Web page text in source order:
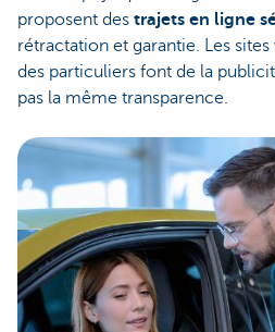
proposent des trajets en ligne
rétractation et garantie. Les
des particuliers font de la
pas la même transparence.